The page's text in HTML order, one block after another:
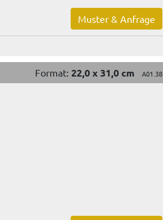
Muster & Anfrage
Format: 22,0 x 31,0 cm A01.38